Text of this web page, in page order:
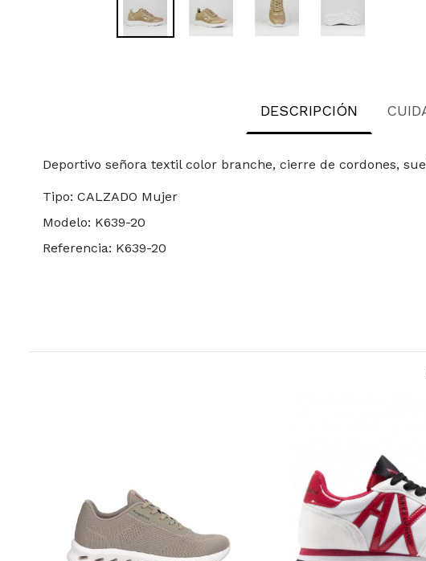
DESCRIPCIÓN
Deportivo señora textil color branche, cierre de cordones,
Tipo: CALZADO Mujer
Modelo: K639-20
Referencia: K639-20